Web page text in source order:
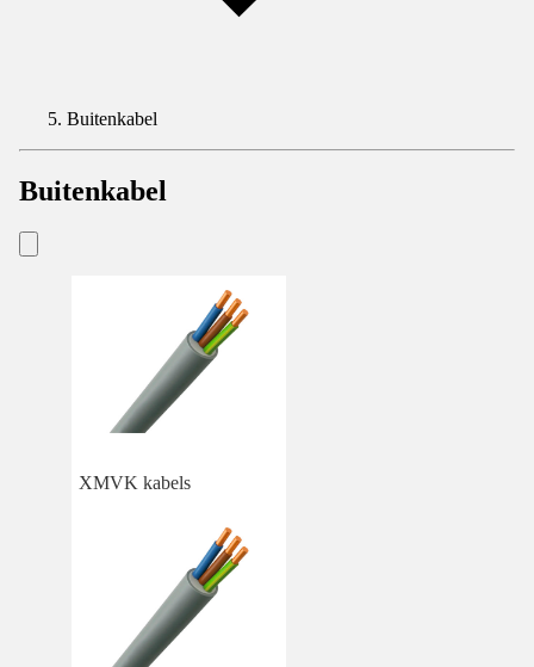
Buitenkabel
Buitenkabel
XMVK kabels